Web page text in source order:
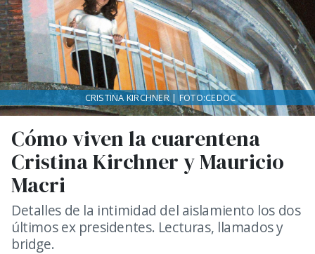
Cómo viven la cuarentena
Cristina Kirchner y Mauricio
Macri
Detalles de la intimidad del aislamiento los dos
últimos ex presidentes. Lecturas, llamados y
bridge.
CRISTINA KIRCHNER | FOTO:CEDOC